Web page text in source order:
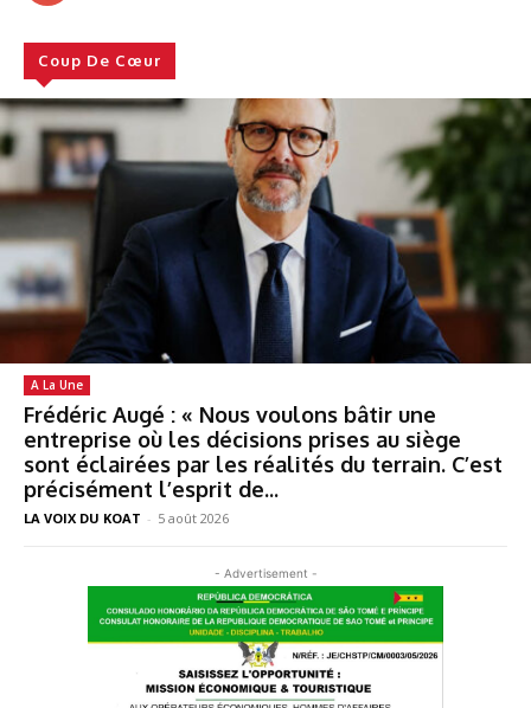
Coup De Cœur
A La Une
Frédéric Augé : « Nous voulons bâtir une
entreprise où les décisions prises au siège
sont éclairées par les réalités du terrain. C’est
précisément l’esprit de...
LA VOIX DU KOAT - 5 août 2026
- Advertisement -